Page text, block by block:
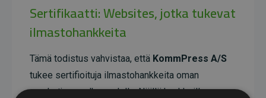
Sertifikaatti: Websites, jotka tukevat
ilmastohankkeita
Tämä todistus vahvistaa, että KommPress A/S
tukee sertifioituja ilmastohankkeita oman
arvoketjunsa ulkopuolella. Näillä hankkeilla on